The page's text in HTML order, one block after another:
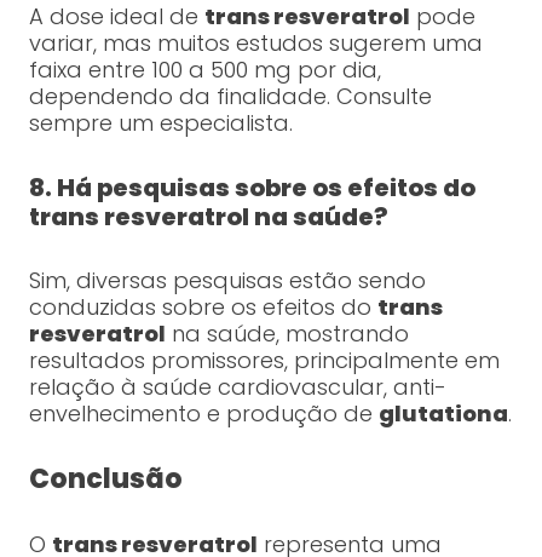
A dose ideal de trans resveratrol pode
variar, mas muitos estudos sugerem uma
faixa entre 100 a 500 mg por dia,
dependendo da finalidade. Consulte
sempre um especialista.
8. Há pesquisas sobre os efeitos do
trans resveratrol na saúde?
Sim, diversas pesquisas estão sendo
conduzidas sobre os efeitos do trans
resveratrol na saúde, mostrando
resultados promissores, principalmente em
relação à saúde cardiovascular, anti-
envelhecimento e produção de glutationa.
Conclusão
O trans resveratrol representa uma